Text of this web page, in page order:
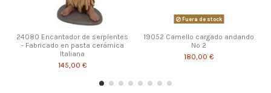
24080 Encantador de serpientes
- Fabricado en pasta cerámica
Italiana
145,00 €
Fuera de stock
19052 Camello cargado andando
Nº 2
180,00 €